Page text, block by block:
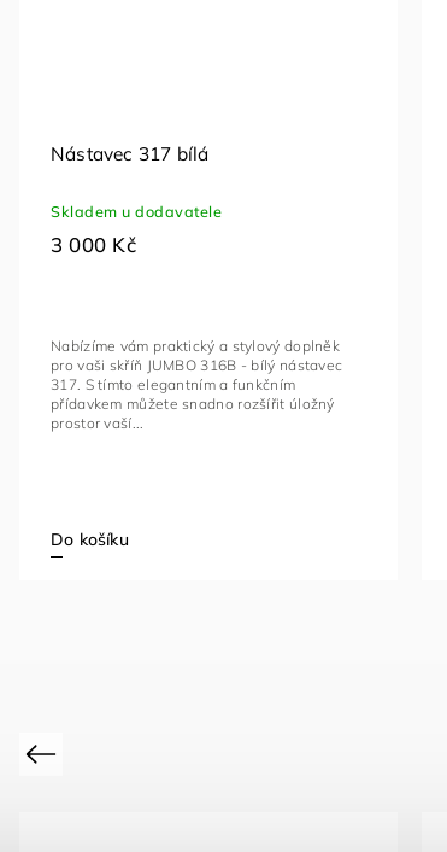
Nástavec 317 bílá
Skladem u dodavatele
3 000 Kč
Do košíku
Nabízíme vám praktický a stylový doplněk
pro vaši skříň JUMBO 316B - bílý nástavec
317. S tímto elegantním a funkčním
přídavkem můžete snadno rozšířit úložný
prostor vaší...
Previous